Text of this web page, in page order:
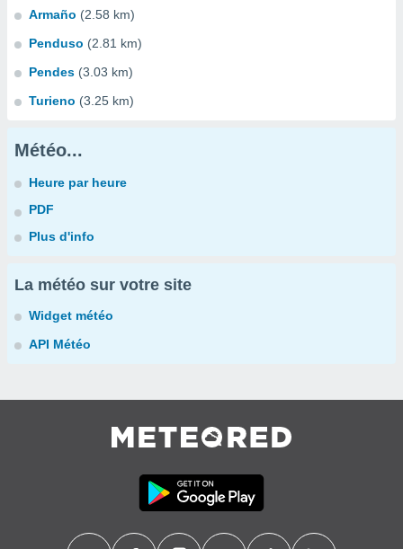
Armaño (2.58 km)
Penduso (2.81 km)
Pendes (3.03 km)
Turieno (3.25 km)
Météo...
Heure par heure
PDF
Plus d'info
La météo sur votre site
Widget météo
API Météo